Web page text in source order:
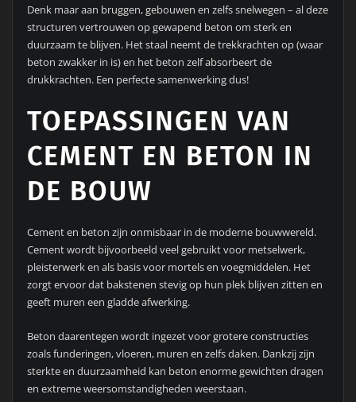
Denk maar aan bruggen, gebouwen en zelfs snelwegen – al deze
structuren vertrouwen op gewapend beton om sterk en
duurzaam te blijven. Het staal neemt de trekkrachten op (waar
beton zwakker in is) en het beton zelf absorbeert de
drukkrachten. Een perfecte samenwerking dus!
TOEPASSINGEN VAN
CEMENT EN BETON IN
DE BOUW
Cement en beton zijn onmisbaar in de moderne bouwwereld.
Cement wordt bijvoorbeeld veel gebruikt voor metselwerk,
pleisterwerk en als basis voor mortels en voegmiddelen. Het
zorgt ervoor dat bakstenen stevig op hun plek blijven zitten en
geeft muren een gladde afwerking.
Beton daarentegen wordt ingezet voor grotere constructies
zoals funderingen, vloeren, muren en zelfs daken. Dankzij zijn
sterkte en duurzaamheid kan beton enorme gewichten dragen
en extreme weersomstandigheden weerstaan.